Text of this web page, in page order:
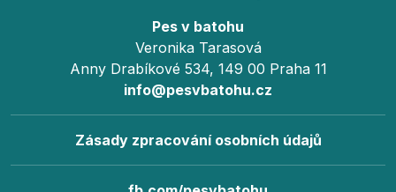
Pes v batohu
Veronika Tarasová
Anny Drabíkové 534, 149 00 Praha 11
info@pesvbatohu.cz
Zásady zpracování osobních údajů